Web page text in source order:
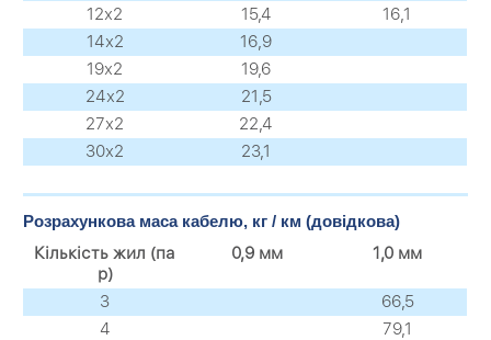
12х2
15,4
16,1
14х2
16,9
19х2
19,6
24х2
21,5
27х2
22,4
30х2
23,1
Розрахункова маса кабелю, кг / км (довідкова)
Кількість жил (па
р)
0,9 мм 1,0 мм
3
66,5
4
79,1